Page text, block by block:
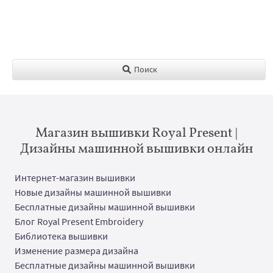
Поиск
Магазин вышивки Royal Present |
Дизайны машинной вышивки онлайн
Интернет-магазин вышивки
Новые дизайны машинной вышивки
Бесплатные дизайны машинной вышивки
Блог Royal Present Embroidery
Библиотека вышивки
Изменение размера дизайна
Бесплатные дизайны машинной вышивки